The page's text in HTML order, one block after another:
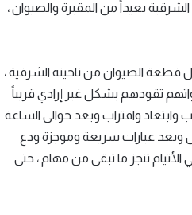
بعيداً من المقبرة والصيوان ،
قطعة الصيوان من ناحيته الشرقية ،
تقودهم بشكل غير إرادي قريباً
واقتراب وبعد حوالى الساعة
وبعد عبارات سريعة وموجزة ودع
تنجز ما تبقى من مهام ، حتى